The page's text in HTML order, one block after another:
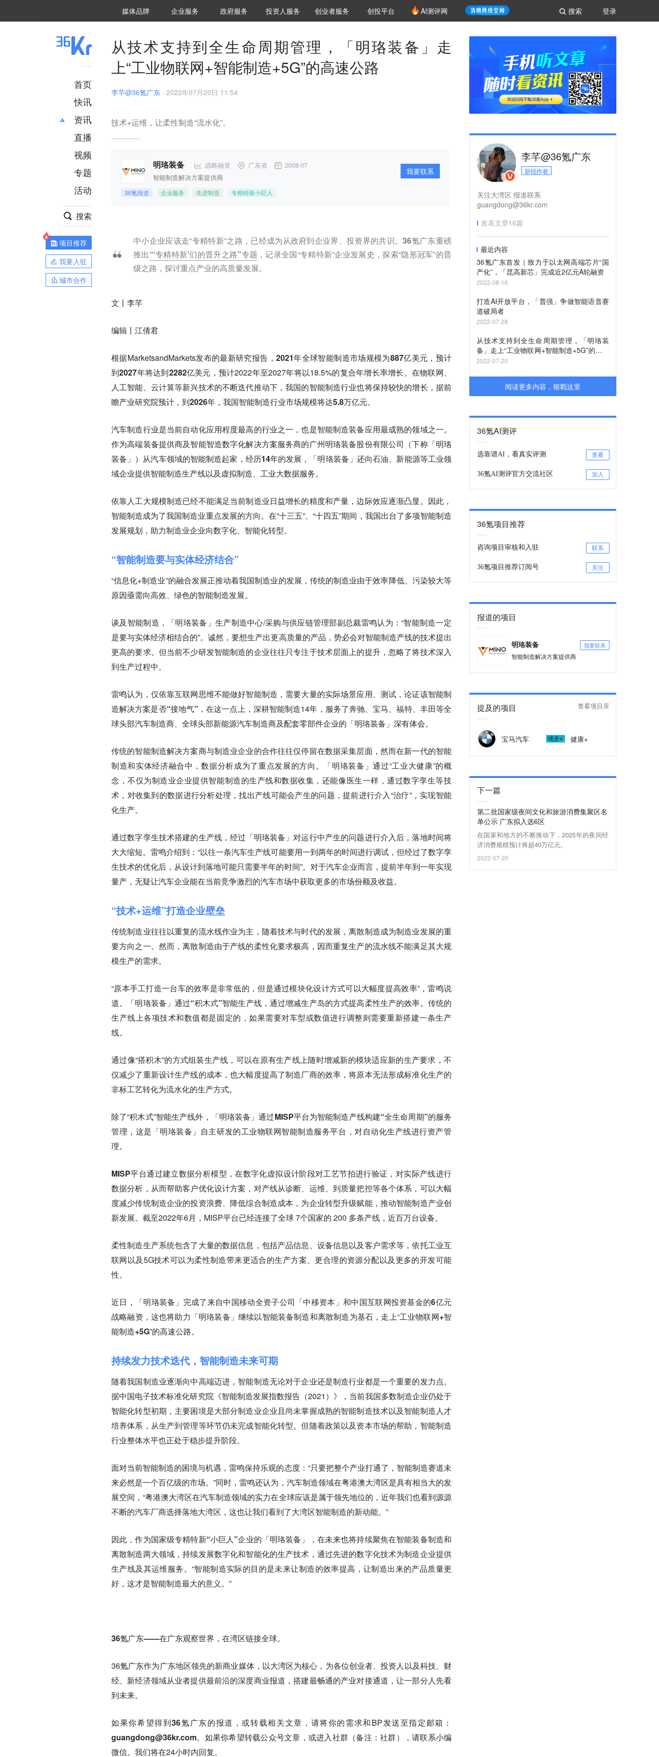
登录
搜索
媒体品牌 36Kr研究院
企业服务 城市之窗
政府服务 VClub投资机构库
投资机构职位推介
投资人服务 创投氪堂
创业者服务 创投平台 AI测评网
首页
快讯
资讯
推荐
财经
项目推荐
安徽
直播
视频
专题
活动
搜索
项目推荐
我要入驻
城市合作
从技术支持到全生命周期管理，「明珞装备」走
上“工业物联网+智能制造+5G”的高速公路
李芊@36氪广东 · 2022年07月20日 11:54
技术+运维，让柔性制造“流水化”。
明珞装备 战略融资 广东省 2008-07
智能制造解决方案提供商
36氪报道 企业服务 先进制造 专精特新小巨人
我要联系
中小企业应该走“专精特新”之路，已经成为从政府到企业界、投资界的共识。36氪广东重磅
推出“‘专精特新’们的晋升之路”专题 ，记录全国“专精特新”企业发展史，探索“隐形冠军”的晋
级之路，探讨重点产业的高质量发展。
文丨 李芊
编辑丨 江倩君
根据MarketsandMarkets发布的最新研究报告， 2021年全球智能制造市场规模为887亿美元，预计
到2027年将达到2282亿美元 ，预计2022年至2027年将以18.5%的复合年增长率增长。在物联网、
人工智能、云计算等新兴技术的不断迭代推动下，我国的智能制造行业也将保持较快的增长，据前
瞻产业研究院预计，到2026年，我国智能制造行业市场规模将达5.8万亿元。
汽车制造行业是当前自动化应用程度最高的行业之一，也是智能制造装备应用最成熟的领域之一。
作为高端装备提供商及智能智造数字化解决方案服务商的广州明珞装备股份有限公司（下称「明珞
装备」）从汽车领域的智能制造起家，经历14年的发展，「明珞装备」还向石油、新能源等工业领
域企业提供智能制造生产线以及虚拟制造、工业大数据服务。
依靠人工大规模制造已经不能满足当前制造业日益增长的精度和产量，边际效应逐渐凸显。因此，
智能制造成为了我国制造业重点发展的方向。在“十三五”、“十四五”期间，我国出台了多项智能制造
发展规划，助力制造业企业向数字化、智能化转型。
“智能制造要与实体经济结合”
“信息化+制造业”的融合发展正推动着我国制造业的发展，传统的制造业由于效率降低、污染较大等
原因亟需向高效、绿色的智能制造发展。
谈及智能制造，「明珞装备」生产制造中心/采购与供应链管理部副总裁雷鸣认为：“智能制造一定
是要与实体经济相结合的”。诚然，要想生产出更高质量的产品，势必会对智能制造产线的技术提出
更高的要求。但当前不少研发智能制造的企业往往只专注于技术层面上的提升，忽略了将技术深入
到生产过程中。
雷鸣认为， 仅依靠互联网思维不能做好智能制造，需要大量的实际场景应用、测试，论证该智能制
造解决方案是否“接地气” ，在这一点上，深耕智能制造14年，服务了奔驰、宝马、福特、丰田等全
球头部汽车制造商、全球头部新能源汽车制造商及配套零部件企业的「明珞装备」深有体会。
传统的智能制造解决方案商与制造业企业的合作往往仅停留在数据采集层面，然而在新一代的智能
制造和实体经济融合中，数据分析成为了重点发展的方向。「明珞装备」通过“工业大健康”的概
念，不仅为制造业企业提供智能制造的生产线和数据收集，还能像医生一样，通过数字孪生等技
术，对收集到的数据进行分析处理，找出产线可能会产生的问题，提前进行介入“治疗”，实现智能
化生产。
通过数字孪生技术搭建的生产线，经过「明珞装备」对运行中产生的问题进行介入后，落地时间将
大大缩短。雷鸣介绍到：“以往一条汽车生产线可能要用一到两年的时间进行调试，但经过了数字孪
生技术的优化后，从设计到落地可能只需要半年的时间”。对于汽车企业而言，提前半年到一年实现
量产，无疑让汽车企业能在当前竞争激烈的汽车市场中获取更多的市场份额及收益。
“技术+运维”打造企业壁垒
传统制造业往往以重复的流水线作业为主，随着技术与时代的发展，离散制造成为制造业发展的重
要方向之一。然而，离散制造由于产线的柔性化要求极高，因而重复生产的流水线不能满足其大规
模生产的需求。
“原本手工打造一台车的效率是非常低的，但是通过模块化设计方式可以大幅度提高效率”，雷鸣说
道。
「明珞装备」通过“积木式”智能生产线，通过增减生产岛的方式提高柔性生产的效率。传统的
生产线上各项技术和数值都是固定的，如果需要对车型或数值进行调整则需要重新搭建一条生产
线。
通过像“搭积木”的方式组装生产线，可以在原有生产线上随时增减新的模块适应新的生产要求，不
仅减少了重新设计生产线的成本，也大幅度提高了制造厂商的效率，将原本无法形成标准化生产的
非标工艺转化为流水化的生产方式。
除了“积木式”智能生产线外，
「明珞装备」通过MISP平台为智能制造产线构建“全生命周期”的服务
管理 ，这是「明珞装备」自主研发的工业物联网智能制造服务平台，对自动化生产线进行资产管
理。
MISP平台通过建立数据分析模型，在数字化虚拟设计阶段对工艺节拍进行验证，对实际产线进行
数据分析 ，从而帮助客户优化设计方案，对产线从诊断、运维、到质量把控等各个体系，可以大幅
度减少传统制造企业的投资浪费、降低综合制造成本，为企业转型升级赋能，推动智能制造产业创
新发展。截至2022年6月，MISP平台已经连接了全球 7个国家的 200 多条产线，近百万台设备。
柔性制造生产系统包含了大量的数据信息，包括产品信息、设备信息以及客户需求等，依托工业互
联网以及5G技术可以为柔性制造带来更适合的生产方案、更合理的资源分配以及更多的开发可能
性。
近日，
「明珞装备」完成了来自中国移动全资子公司「中移资本」和中国互联网投资基金的6亿元
战略融资 ，这也将助力「明珞装备」继续以智能装备制造和离散制造为基石，走上“工业物联网+智
能制造+5G”的高速公路。
持续发力技术迭代，智能制造未来可期
随着我国制造业逐渐向中高端迈进，智能制造无论对于企业还是制造行业都是一个重要的发力点。
据中国电子技术标准化研究院《智能制造发展指数报告（2021）》，当前我国多数制造企业仍处于
智能化转型初期， 主要困境是大部分制造业企业且尚未掌握成熟的智能制造技术以及智能制造人才
培养体系 ，从生产到管理等环节仍未完成智能化转型。但随着政策以及资本市场的帮助，智能制造
行业整体水平也正处于稳步提升阶段。
面对当前智能制造的困境与机遇，雷鸣保持乐观的态度：“只要把整个产业打通了，智能制造赛道未
来必然是一个百亿级的市场。”同时，雷鸣还认为，汽车制造领域在粤港澳大湾区是具有相当大的发
展空间，“粤港澳大湾区在汽车制造领域的实力在全球应该是属于领先地位的 ，近年我们也看到源源
不断的汽车厂商选择落地大湾区，这也让我们看到了大湾区智能制造的新动能。”
因此，作为国家级专精特新“小巨人”企业的「明珞装备」，在未来也将持续聚焦在智能装备制造和
离散制造两大领域 ，持续发展数字化和智能化的生产技术，通过先进的数字化技术为制造企业提供
生产线及其运维服务。“智能制造实际的目的是未来让制造的效率提高，让制造出来的产品质量更
好，这才是智能制造最大的意义。”
36氪广东——在广东观察世界，在湾区链接全球。
36氪广东作为广东地区领先的新商业媒体，以大湾区为核心，为各位创业者、投资人以及科技、财
经、新经济领域从业者提供最前沿的深度商业报道，搭建最畅通的产业对接通道，让一部分人先看
到未来。
如果你希望得到36氪广东的报道，或转载相关文章 ，请将你的需求和BP发送至指定邮箱：
guangdong@36kr.com。如果你希望转载公众号文章，或进入社群（备注：社群），请联系小编
微信。我们将在24小时内回复。
李芊@36氪广东
新锐作者
关注大湾区 报道联系
guangdong@36kr.com
发表文章16篇
最近内容
36氪广东首发｜致力于以太网高端芯片“国
产化”，「昆高新芯」完成近2亿元A轮融资
2022-08-16
打造AI开放平台，「普强」争做智能语音赛
道破局者
2022-07-28
从技术支持到全生命周期管理，「明珞装
备」走上“工业物联网+智能制造+5G”的高速
公路
2022-07-20
阅读更多内容，狠戳这里
36氪AI测评
选靠谱AI，看真实评测 查看
36氪AI测评官方交流社区 加入
36氪项目推荐
咨询项目审核和入驻 联系
36氪项目推荐订阅号 关注
报道的项目
明珞装备 我要联系
智能制造解决方案提供商
提及的项目 查看项目库
宝马汽车 健康+
下一篇
第二批国家级夜间文化和旅游消费集聚区名
单公示 广东拟入选6区
在国家和地方的不断推动下，2025年的夜间经
济消费规模预计将超40万亿元。
2022-07-20